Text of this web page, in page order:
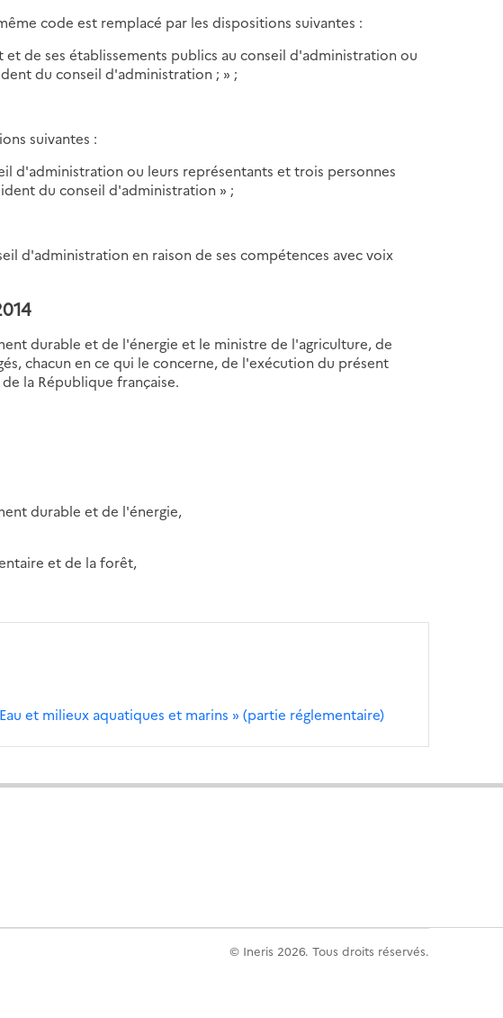
code est remplacé par les dispositions suivantes :
et de ses établissements publics au conseil d'administration ou
du conseil d'administration ; » ;
suivantes :
d'administration ou leurs représentants et trois personnes
du conseil d'administration » ;
d'administration en raison de ses compétences avec voix
durable et de l'énergie et le ministre de l'agriculture, de
chacun en ce qui le concerne, de l'exécution du présent
la République française.
durable et de l'énergie,
et de la forêt,
et milieux aquatiques et marins » (partie réglementaire)
© Ineris 2026. Tous droits réservés.